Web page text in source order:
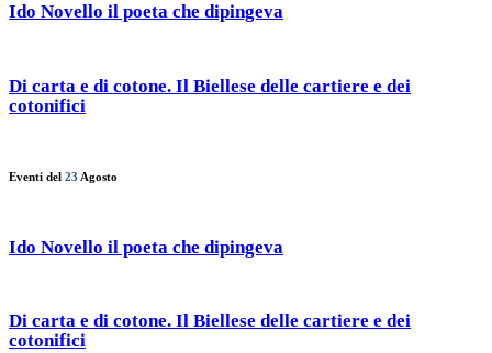
Ido Novello il poeta che dipingeva
Di carta e di cotone. Il Biellese delle cartiere e dei
cotonifici
Eventi del 23 Agosto
Ido Novello il poeta che dipingeva
Di carta e di cotone. Il Biellese delle cartiere e dei
cotonifici